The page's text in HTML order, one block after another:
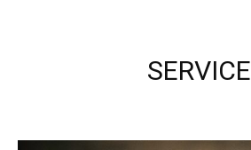
SERVICE